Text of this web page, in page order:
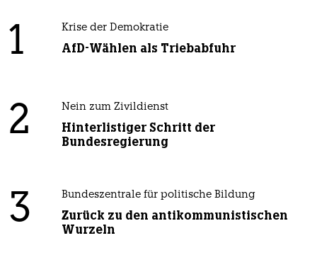
1 Krise der Demokratie
AfD-Wählen als Triebabfuhr
2 Nein zum Zivildienst
Hinterlistiger Schritt der
Bundesregierung
3 Bundeszentrale für politische Bildung
Zurück zu den antikommunistischen
Wurzeln